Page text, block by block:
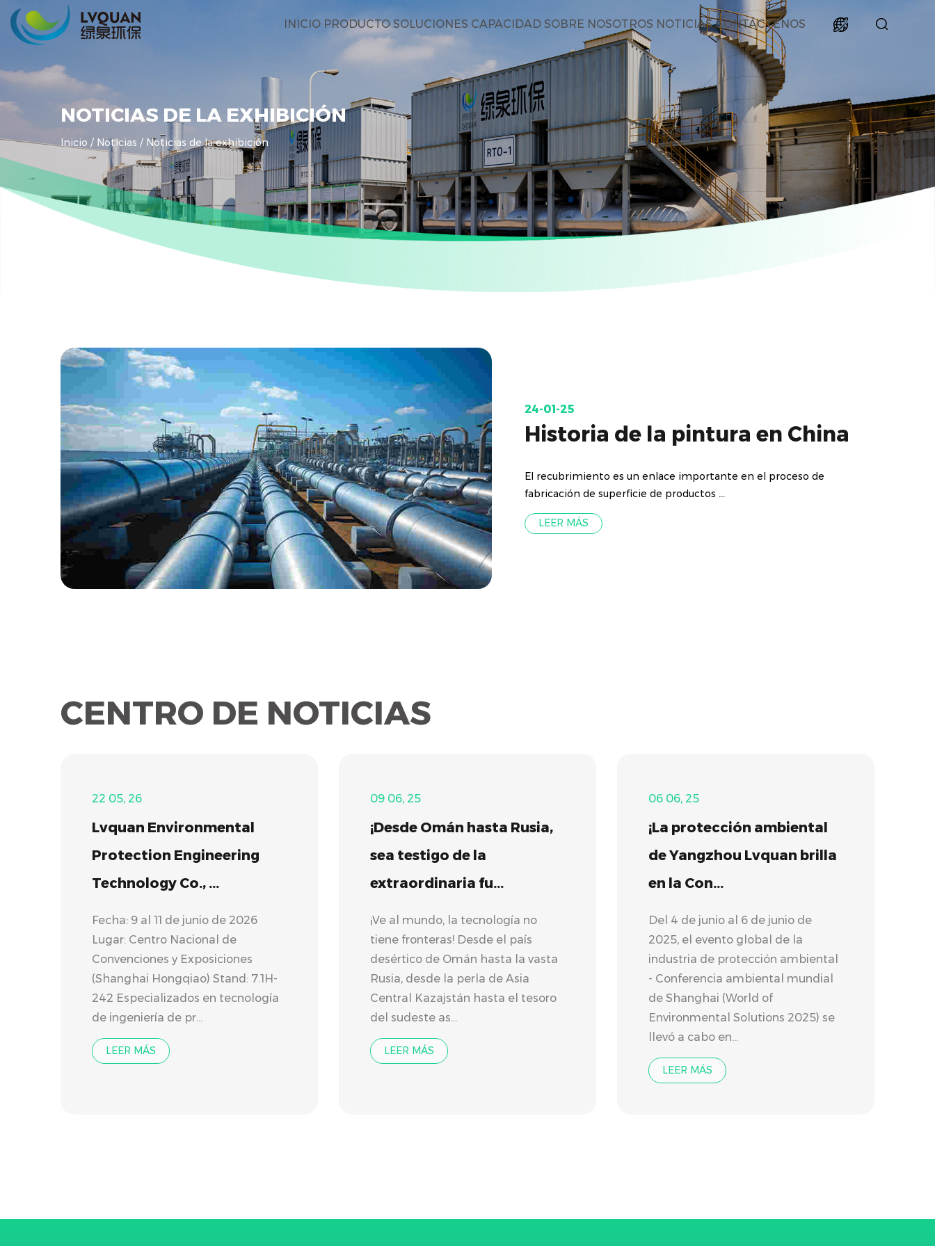
INICIO PRODUCTO SOLUCIONES CAPACIDAD SOBRE NOSOTROS NOTICIAS CONTÁCTENOS
NOTICIAS DE LA EXHIBICIÓN
Inicio / Noticias / Noticias de la exhibición
24-01-25
Historia de la pintura en China
El recubrimiento es un enlace importante en el proceso de
fabricación de superficie de productos ...
LEER MÁS
CENTRO DE NOTICIAS
22 05, 26
Lvquan Environmental
Protection Engineering
Technology Co., ...
Fecha: 9 al 11 de junio de 2026
Lugar: Centro Nacional de
Convenciones y Exposiciones
(Shanghai Hongqiao) Stand: 7.1H-
242 Especializados en tecnología
de ingeniería de pr...
LEER MÁS
09 06, 25
¡Desde Omán hasta Rusia,
sea testigo de la
extraordinaria fu...
¡Ve al mundo, la tecnología no
tiene fronteras! Desde el país
desértico de Omán hasta la vasta
Rusia, desde la perla de Asia
Central Kazajstán hasta el tesoro
del sudeste as...
LEER MÁS
06 06, 25
¡La protección ambiental
de Yangzhou Lvquan brilla
en la Con...
Del 4 de junio al 6 de junio de
2025, el evento global de la
industria de protección ambiental
- Conferencia ambiental mundial
de Shanghai (World of
Environmental Solutions 2025) se
llevó a cabo en...
LEER MÁS